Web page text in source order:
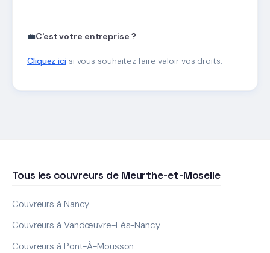
💼C'est votre entreprise ?
Cliquez icisi vous souhaitez faire valoir vos droits.
Tous les couvreurs de Meurthe-et-Moselle
Couvreurs à Nancy
Couvreurs à Vandœuvre-Lès-Nancy
Couvreurs à Pont-À-Mousson